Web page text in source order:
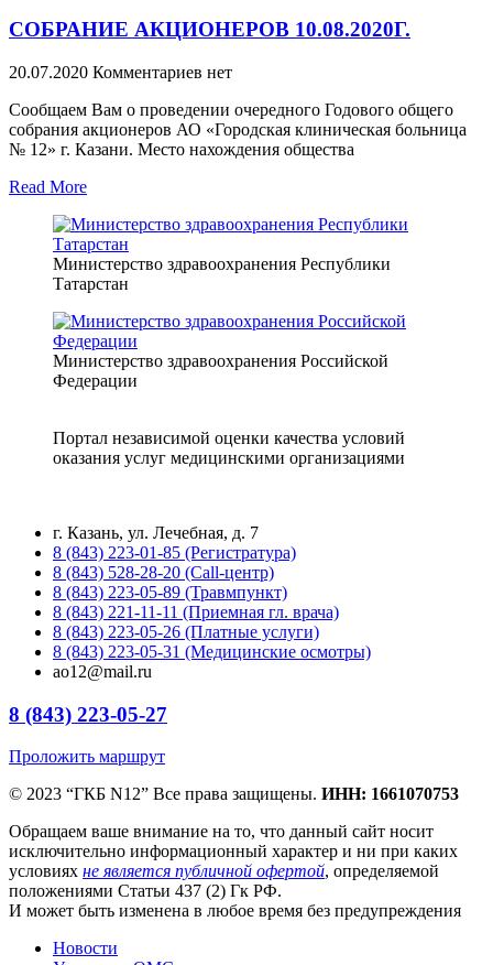
СОБРАНИЕ АКЦИОНЕРОВ 10.08.2020Г.
20.07.2020 Комментариев нет
Сообщаем Вам о проведении очередного Годового общего
собрания акционеров АО «Городская клиническая больница
№ 12» г. Казани. Место нахождения общества
Read More
Министерство здравоохранения Республики
Татарстан
Министерство здравоохранения Российской
Федерации
Портал независимой оценки качества условий
оказания услуг медицинскими организациями
г. Казань, ул. Лечебная, д. 7
8 (843) 223-01-85 (Регистратура)
8 (843) 528-28-20 (Call-центр)
8 (843) 223-05-89 (Травмпункт)
8 (843) 221-11-11 (Приемная гл. врача)
8 (843) 223-05-26 (Платные услуги)
8 (843) 223-05-31 (Медицинские осмотры)
ao12@mail.ru
8 (843) 223-05-27
Проложить маршрут
© 2023 “ГКБ N12” Все права защищены. ИНН: 1661070753
Обращаем ваше внимание на то, что данный сайт носит
исключительно информационный характер и ни при каких
условиях не является публичной офертой, определяемой
положениями Статьи 437 (2) Гк РФ.
И может быть изменена в любое время без предупреждения
Новости